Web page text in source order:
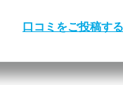
口コミをご投稿する